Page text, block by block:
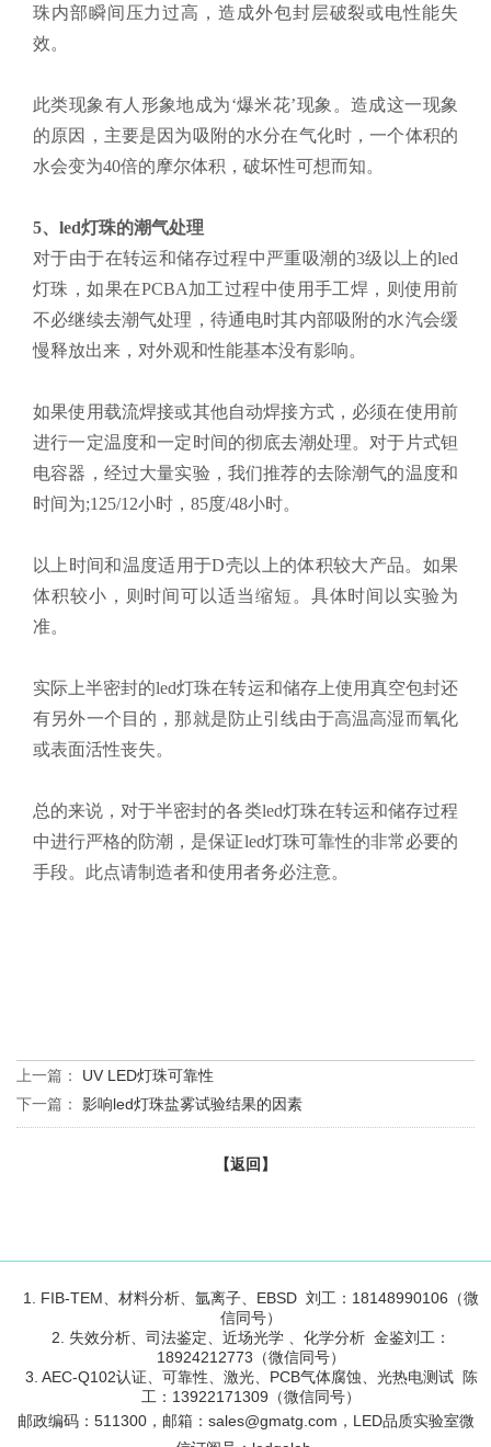
珠内部瞬间压力过高，造成外包封层破裂或电性能失
效。
此类现象有人形象地成为‘爆米花’现象。造成这一现象
的原因，主要是因为吸附的水分在气化时，一个体积的
水会变为40倍的摩尔体积，破坏性可想而知。
5、led灯珠的潮气处理
对于由于在转运和储存过程中严重吸潮的3级以上的led
灯珠，如果在PCBA加工过程中使用手工焊，则使用前
不必继续去潮气处理，待通电时其内部吸附的水汽会缓
慢释放出来，对外观和性能基本没有影响。
如果使用载流焊接或其他自动焊接方式，必须在使用前
进行一定温度和一定时间的彻底去潮处理。对于片式钽
电容器，经过大量实验，我们推荐的去除潮气的温度和
时间为;125/12小时，85度/48小时。
以上时间和温度适用于D壳以上的体积较大产品。如果
体积较小，则时间可以适当缩短。具体时间以实验为
准。
实际上半密封的led灯珠在转运和储存上使用真空包封还
有另外一个目的，那就是防止引线由于高温高湿而氧化
或表面活性丧失。
总的来说，对于半密封的各类led灯珠在转运和储存过程
中进行严格的防潮，是保证led灯珠可靠性的非常必要的
手段。此点请制造者和使用者务必注意。
上一篇： UV LED灯珠可靠性
下一篇： 影响led灯珠盐雾试验结果的因素
【返回】
1. FIB-TEM、材料分析、氩离子、EBSD 刘工：18148990106（微
信同号）
2. 失效分析、司法鉴定、近场光学 、化学分析 金鉴刘工：
18924212773（微信同号）
3. AEC-Q102认证、可靠性、激光、PCB气体腐蚀、光热电测试 陈
工：13922171309（微信同号）
邮政编码： 511300，邮箱：sales@gmatg.com，LED品质实验室微